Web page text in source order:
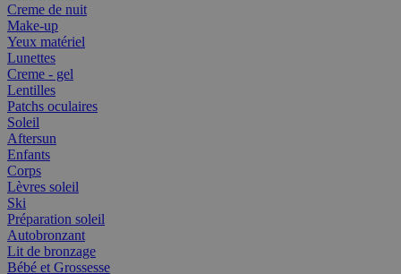
Creme de nuit
Make-up
Yeux matériel
Lunettes
Creme - gel
Lentilles
Patchs oculaires
Soleil
Aftersun
Enfants
Corps
Lèvres soleil
Ski
Préparation soleil
Autobronzant
Lit de bronzage
Bébé et Grossesse